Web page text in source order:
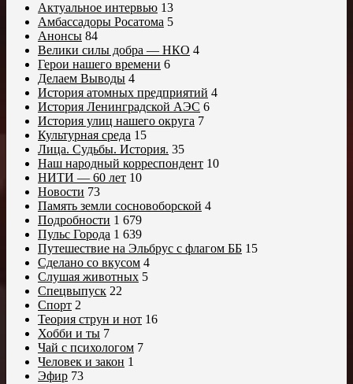
Актуальное интервью 13
Амбассадоры Росатома 5
Анонсы 84
Велики силы добра — НКО 4
Герои нашего времени 6
Делаем Выводы 4
История атомных предприятий 4
История Ленинградской АЭС 6
История улиц нашего округа 7
Культурная среда 15
Лица. Судьбы. История. 35
Наш народный корреспондент 10
НИТИ — 60 лет 10
Новости 73
Память земли сосновоборской 4
Подробности 1 679
Пульс Города 1 639
Путешествие на Эльбрус с флагом ББ 15
Сделано со вкусом 4
Слушая животных 5
Спецвыпуск 22
Спорт 2
Теория струн и нот 16
Хобби и ты 7
Чай с психологом 7
Человек и закон 1
Эфир 73